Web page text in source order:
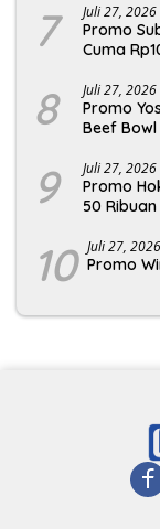
7 Juli 27, 2026
Promo
Cuma
8 Juli 27, 2026
Promo
Beef Bowl
9 Juli 27, 2026
Promo
50 Ribuan
10 Juli 27, 2026
Promo